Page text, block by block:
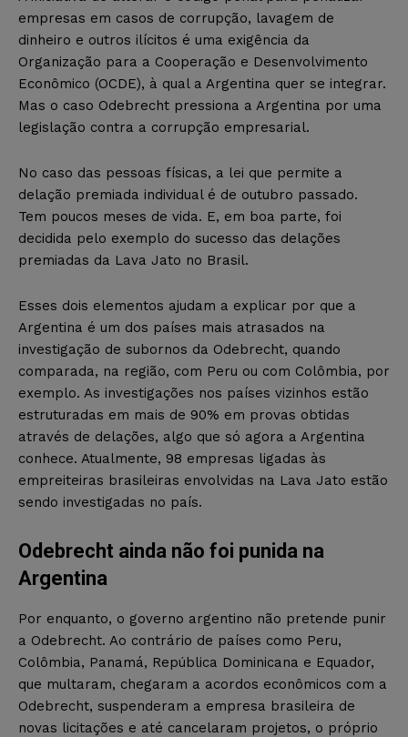
empresas em casos de corrupção, lavagem de
dinheiro e outros ilícitos é uma exigência da
Organização para a Cooperação e Desenvolvimento
Econômico (OCDE), à qual a Argentina quer se integrar.
Mas o caso Odebrecht pressiona a Argentina por uma
legislação contra a corrupção empresarial.
No caso das pessoas físicas, a lei que permite a
delação premiada individual é de outubro passado.
Tem poucos meses de vida. E, em boa parte, foi
decidida pelo exemplo do sucesso das delações
premiadas da Lava Jato no Brasil.
Esses dois elementos ajudam a explicar por que a
Argentina é um dos países mais atrasados na
investigação de subornos da Odebrecht, quando
comparada, na região, com Peru ou com Colômbia, por
exemplo. As investigações nos países vizinhos estão
estruturadas em mais de 90% em provas obtidas
através de delações, algo que só agora a Argentina
conhece. Atualmente, 98 empresas ligadas às
empreiteiras brasileiras envolvidas na Lava Jato estão
sendo investigadas no país.
Odebrecht ainda não foi punida na
Argentina
Por enquanto, o governo argentino não pretende punir
a Odebrecht. Ao contrário de países como Peru,
Colômbia, Panamá, República Dominicana e Equador,
que multaram, chegaram a acordos econômicos com a
Odebrecht, suspenderam a empresa brasileira de
novas licitações e até cancelaram projetos, o próprio